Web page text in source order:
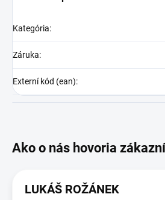
Kategória:
Záruka:
Externí kód (ean):
LUKÁŠ ROŽÁNEK